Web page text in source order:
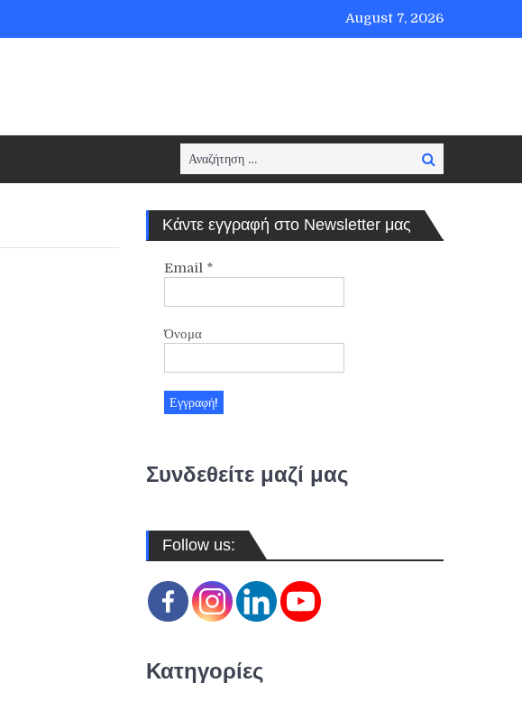
August 7, 2026
Search
for:
Search
Κάντε εγγραφή στο Newsletter μας
Email *
Όνομα
Συνδεθείτε μαζί μας
Follow us:
Κατηγορίες